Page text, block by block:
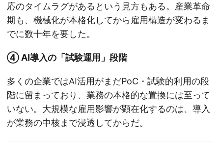
応のタイムラグがあるという見方もある。産業革命
期も、機械化が本格化してから雇用構造が変わるま
でに数十年を要した。
④ AI導入の「試験運用」段階
多くの企業ではAI活用がまだPoC・試験的利用の段
階に留まっており、業務の本格的な置換には至って
いない。大規模な雇用影響が顕在化するのは、導入
が業務の中核まで浸透してからだ。